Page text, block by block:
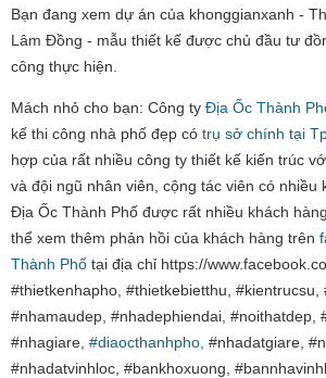
Bạn đang xem dự án của khonggianxanh -
Lâm Đồng - mẫu thiết kế được chủ đầu tư
công thực hiện.
Mách nhỏ cho bạn: Công ty Địa Ốc Thành
kế thi công nhà phố đẹp có trụ sở chính tại
hợp của rất nhiều công ty thiết kế kiến trúc
và đội ngũ nhân viên, cộng tác viên có nhiều
Địa Ốc Thành Phố được rất nhiều khách
thể xem thêm phản hồi của khách hàng trên
Thành Phố tại địa chỉ https://
#thietkenhapho, #thietkebietthu, #kientrucsu,
#nhamaudep, #nhadephiendai, #noithatdep,
#nhagiare, #diaocthanhpho, #nhadatgiare,
#nhadatvinhloc, #bankhoxuong,